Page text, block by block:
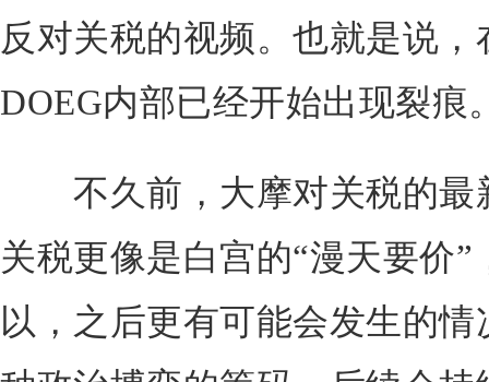
反对关税的视频。也就是说
DOEG内部已经开始出现裂痕
不久前，大摩对关税的最
关税更像是白宫的“漫天要价
以，之后更有可能会发生的